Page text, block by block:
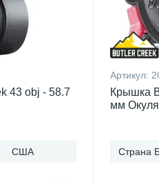
43 obj - 58.7
США
Артикул:
Крышка
мм
Страна